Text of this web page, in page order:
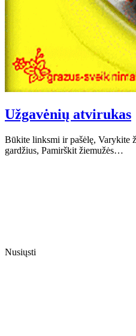
Užgavėnių atvirukas
Būkite linksmi ir pašėlę, Varykite
gardžius, Pamirškit žiemužės…
Nusiųsti